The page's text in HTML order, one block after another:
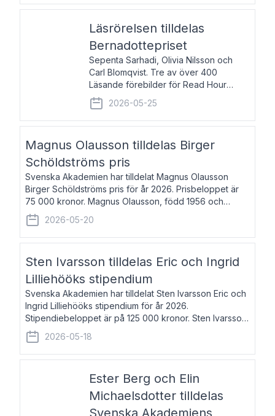
och skolbibliotek som gjort värdefull
Läsrörelsen tilldelas
Bernadottepriset
Sepenta Sarhadi, Olivia Nilsson och
Carl Blomqvist. Tre av över 400
Läsande förebilder för Read Hour
Sverige. Foto: Michael Wall. Den ideella
föreningen Läsrörelsen tilldelas
Bernadottepriset 2026 för att den
2026-05-25
Magnus Olausson tilldelas Birger
Schöldströms pris
Svenska Akademien har tilldelat Magnus Olausson
Birger Schöldströms pris för år 2026. Prisbeloppet är
75 000 kronor. Magnus Olausson, född 1956 och
bosatt i Stockholm, är konstvetare, museiman och
hovman. Han disputerade 1993 vid Uppsala un
2026-05-20
Sten Ivarsson tilldelas Eric och Ingrid
Lilliehööks stipendium
Svenska Akademien har tilldelat Sten Ivarsson Eric och
Ingrid Lilliehööks stipendium för år 2026.
Stipendiebeloppet är på 125 000 kronor. Sten Ivarsson,
född 1979, är mediateksamordnare vid
Söderslättsgymnasiet i Trelleborg. Här har han på
2026-05-18
Ester Berg och Elin
Michaelsdotter tilldelas